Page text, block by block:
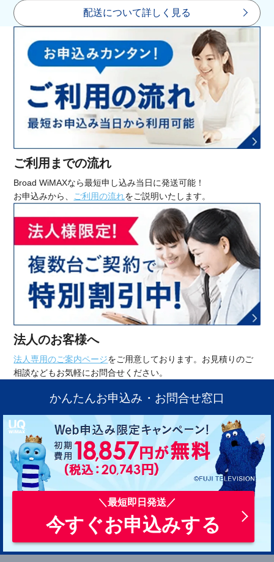
配送について詳しく見る
ご利用までの流れ
Broad WiMAXなら最短申し込み当日に発送可能！
お申込みから、 ご利用の流れをご説明いたします。
法人のお客様へ
法人専用のご案内ページをご用意しております。お見積りのご
相談などもお気軽にお問合せください。
かんたんお申込み・お問合せ窓口
今すぐお申込みする